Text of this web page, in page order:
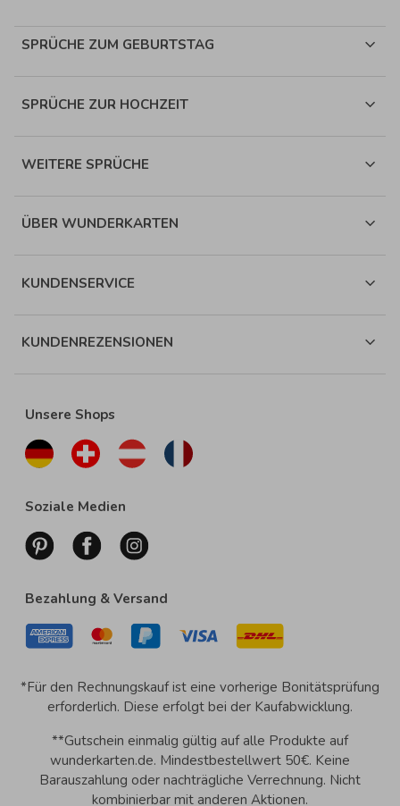
SPRÜCHE ZUM GEBURTSTAG
SPRÜCHE ZUR HOCHZEIT
WEITERE SPRÜCHE
ÜBER WUNDERKARTEN
KUNDENSERVICE
KUNDENREZENSIONEN
Unsere Shops
Soziale Medien
Bezahlung & Versand
*Für den Rechnungskauf ist eine vorherige Bonitätsprüfung
erforderlich. Diese erfolgt bei der Kaufabwicklung.
**Gutschein einmalig gültig auf alle Produkte auf
wunderkarten.de. Mindestbestellwert 50€. Keine
Barauszahlung oder nachträgliche Verrechnung. Nicht
kombinierbar mit anderen Aktionen.